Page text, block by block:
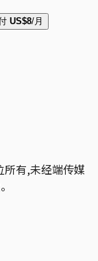
US$8/月
所有,未经端传媒